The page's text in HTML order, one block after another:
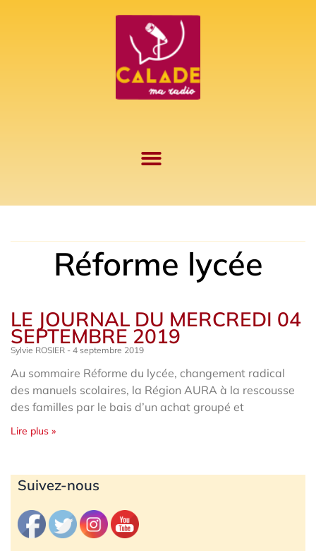
Réforme lycée
LE JOURNAL DU MERCREDI 04
SEPTEMBRE 2019
Sylvie ROSIER 4 septembre 2019
Au sommaire Réforme du lycée, changement radical
des manuels scolaires, la Région AURA à la rescousse
des familles par le bais d’un achat groupé et
Lire plus »
Suivez-nous
Archives